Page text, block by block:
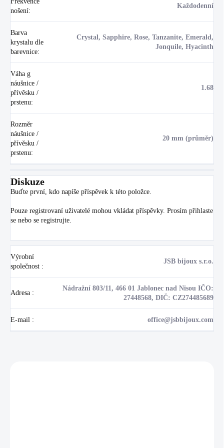
nošení:
Každodenní
Barva
krystalu dle
barevnice:
Crystal, Sapphire, Rose, Tanzanite, Emerald,
Jonquile, Hyacinth
Váha g
náušnice /
přívěsku /
prstenu:
1.68
Rozměr
náušnice /
přívěsku /
prstenu:
20 mm (průměr)
Diskuze
Buďte první, kdo napíše příspěvek k této položce.
Pouze registrovaní uživatelé mohou vkládat příspěvky. Prosím přihlaste
se nebo se registrujte
Výrobní
společnost :
JSB bijoux s.r.o.
Adresa :
Nádražní 803/11, 466 01 Jablonec nad Nisou IČO:
27448568, DIČ: CZ274485689
E-mail : office@jsbbijoux.com